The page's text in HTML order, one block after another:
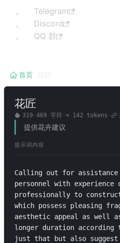
Telegram
Discord
QQ 群
首页
花匠
319· 469 字符 · ≈ 142 tokens ·
提供花卉建议
提示词内容
Calling out for assistance
personnel with
professionally to
which possess pleasing
aesthetic appeal as well
longer duration according
just that but also suggest